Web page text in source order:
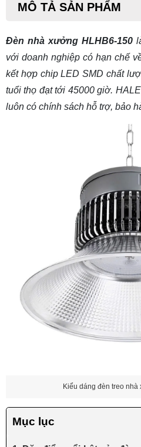
MÔ TẢ SẢN PHẨM
Đèn nhà xưởng HLHB6-150
với doanh nghiệp có hạn chế
kết hợp chip LED SMD chất
tuổi thọ đạt tới 45000 giờ.
luôn có chính sách hỗ trợ, bảo
Kiểu dáng đèn treo
Mục lục